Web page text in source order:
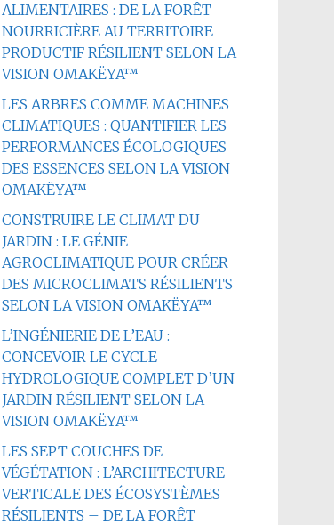
ALIMENTAIRES : DE LA FORÊT
NOURRICIÈRE AU TERRITOIRE
PRODUCTIF RÉSILIENT SELON LA
VISION OMAKËYA™
LES ARBRES COMME MACHINES
CLIMATIQUES : QUANTIFIER LES
PERFORMANCES ÉCOLOGIQUES
DES ESSENCES SELON LA VISION
OMAKËYA™
CONSTRUIRE LE CLIMAT DU
JARDIN : LE GÉNIE
AGROCLIMATIQUE POUR CRÉER
DES MICROCLIMATS RÉSILIENTS
SELON LA VISION OMAKËYA™
L’INGÉNIERIE DE L’EAU :
CONCEVOIR LE CYCLE
HYDROLOGIQUE COMPLET D’UN
JARDIN RÉSILIENT SELON LA
VISION OMAKËYA™
LES SEPT COUCHES DE
VÉGÉTATION : L’ARCHITECTURE
VERTICALE DES ÉCOSYSTÈMES
RÉSILIENTS – DE LA FORÊT